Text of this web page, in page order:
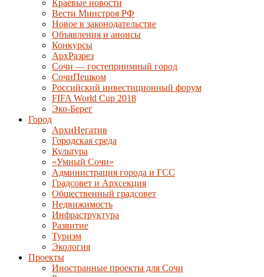
Краевые новости
Вести Минстроя РФ
Новое в законодательстве
Объявления и анонсы
Конкурсы
АрхРазрез
Сочи — гостеприимный город
СочиПешком
Российский инвестиционный форум
FIFA World Cup 2018
Эко-Берег
Город
АрхиНегатив
Городская среда
Культура
«Умный Сочи»
Администрация города и ГСС
Градсовет и Архсекция
Общественный градсовет
Недвижимость
Инфраструктура
Развитие
Туризм
Экология
Проекты
Иностранные проекты для Сочи